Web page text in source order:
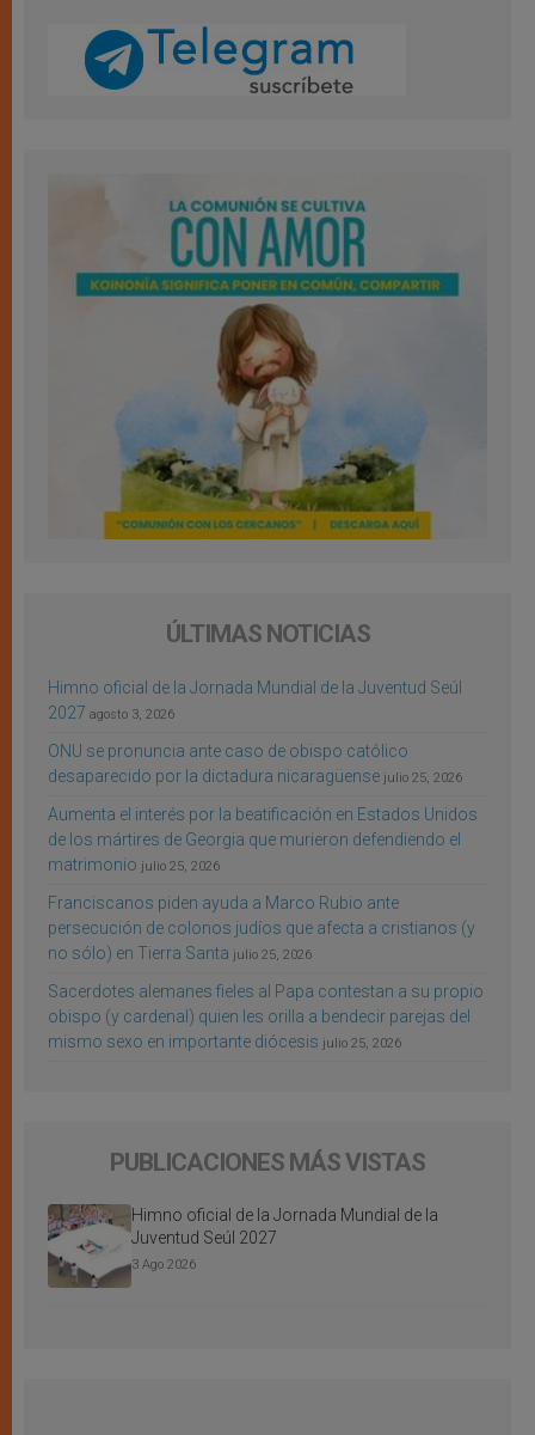
ÚLTIMAS NOTICIAS
Himno oficial de la Jornada Mundial de la Juventud Seúl
2027 agosto 3, 2026
ONU se pronuncia ante caso de obispo católico
desaparecido por la dictadura nicaragüense julio 25, 2026
Aumenta el interés por la beatificación en Estados Unidos
de los mártires de Georgia que murieron defendiendo el
matrimonio julio 25, 2026
Franciscanos piden ayuda a Marco Rubio ante
persecución de colonos judíos que afecta a cristianos (y
no sólo) en Tierra Santa julio 25, 2026
Sacerdotes alemanes fieles al Papa contestan a su propio
obispo (y cardenal) quien les orilla a bendecir parejas del
mismo sexo en importante diócesis julio 25, 2026
PUBLICACIONES MÁS VISTAS
Himno oficial de la Jornada Mundial de la
Juventud Seúl 2027
3 Ago 2026